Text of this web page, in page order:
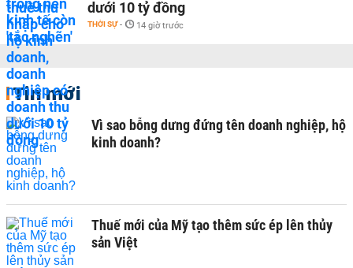
dưới 10 tỷ đồng
THỜI SỰ - 14 giờ trước
Tin mới
Vì sao bỗng dưng đứng tên doanh nghiệp, hộ
kinh doanh?
Thuế mới của Mỹ tạo thêm sức ép lên thủy
sản Việt